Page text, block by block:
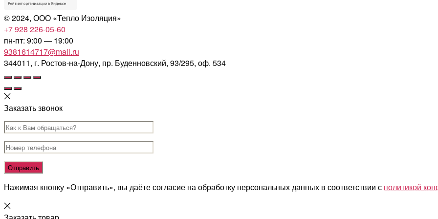
©2024, ООО «Тепло Изоляция»
+7 928 226-05-60
пн-пт: 9:00 — 19:00
9381614717@mail.ru
344011, г. Ростов-на-Дону, пр. Буденновский, 93/295, оф. 534
Заказать звонок
Нажимая кнопку «Отправить», вы даёте согласие на обработку персональных данных в соответствии с политикой